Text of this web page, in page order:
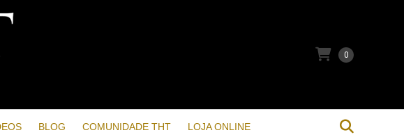
0
BLOG COMUNIDADE THT LOJA ONLINE